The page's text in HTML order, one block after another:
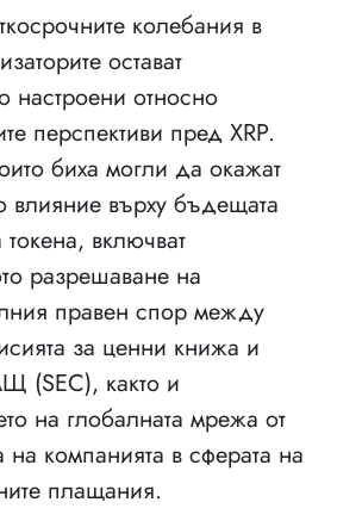
колебания в
остават
настроени относно
перспективи пред XRP.
биха могли да окажат
влияние върху бъдещата
включват
разрешаване на
правен спор между
за ценни книжа и
(SEC), както и
на глобалната мрежа от
на компанията в сферата на
плащания.